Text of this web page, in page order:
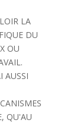
LA
DU
OU
AUSSI
QU'AU